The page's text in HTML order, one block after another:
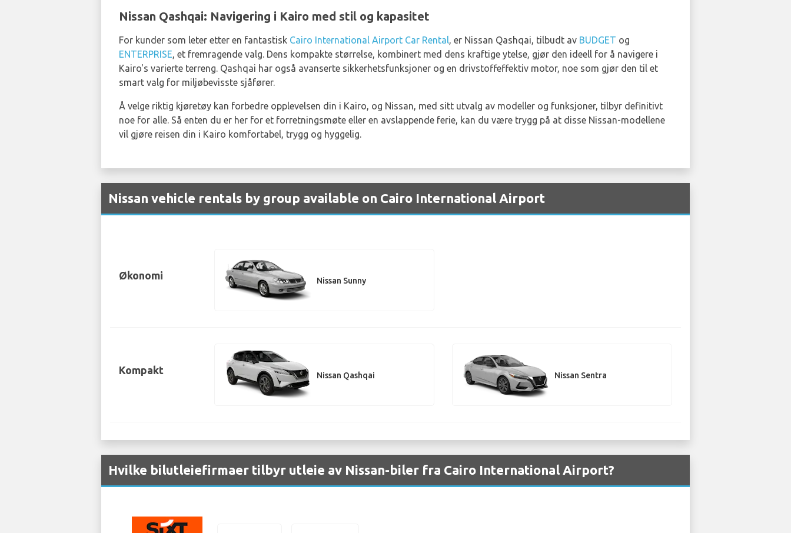
Nissan Qashqai: Navigering i Kairo med stil og kapasitet
For kunder som leter etter en fantastisk Cairo International Airport Car Rental, er Nissan Qashqai, tilbudt av BUDGET og
ENTERPRISE, et fremragende valg. Dens kompakte størrelse, kombinert med dens kraftige ytelse, gjør den ideell for å navigere i
Kairo's varierte terreng. Qashqai har også avanserte sikkerhetsfunksjoner og en drivstoffeffektiv motor, noe som gjør den til et
smart valg for miljøbevisste sjåfører.
Å velge riktig kjøretøy kan forbedre opplevelsen din i Kairo, og Nissan, med sitt utvalg av modeller og funksjoner, tilbyr definitivt
noe for alle. Så enten du er her for et forretningsmøte eller en avslappende ferie, kan du være trygg på at disse Nissan-modellene
vil gjøre reisen din i Kairo komfortabel, trygg og hyggelig.
Nissan vehicle rentals by group available on Cairo International Airport
Økonomi Nissan Sunny
Kompakt Nissan Qashqai Nissan Sentra
Hvilke bilutleiefirmaer tilbyr utleie av Nissan-biler fra Cairo International Airport?